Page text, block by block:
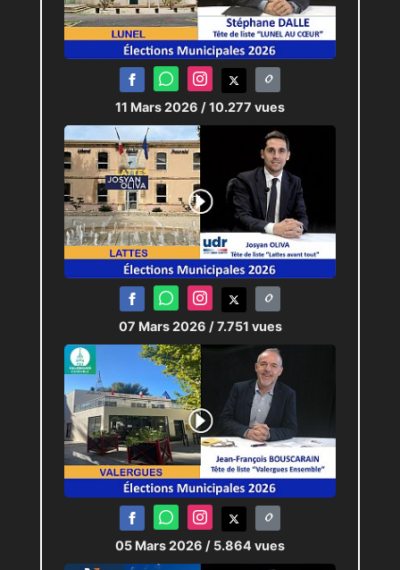
11 Mars 2026 / 10.277 vues
07 Mars 2026 / 7.751 vues
05 Mars 2026 / 5.864 vues